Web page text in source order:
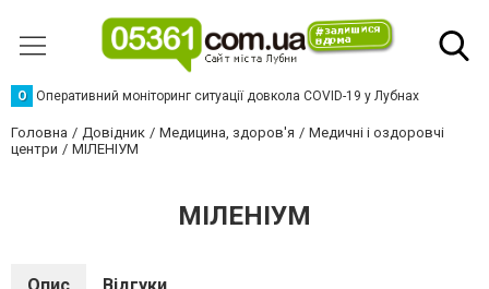
О Оперативний моніторинг ситуації довкола COVID-19 у Лубнах
Головна Довідник Медицина, здоров'я
Медичні і оздоровчі
центри
МІЛЕНІУМ
МІЛЕНІУМ